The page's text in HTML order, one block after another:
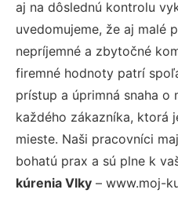
aj na dôslednú kontrolu
uvedomujeme, že aj malé
nepríjemné a zbytočné
firemné hodnoty patrí
prístup a úprimná snaha o
každého zákazníka, ktorá
mieste. Naši pracovníci
bohatú prax a sú plne k
kúrenia Vlky – www.moj-